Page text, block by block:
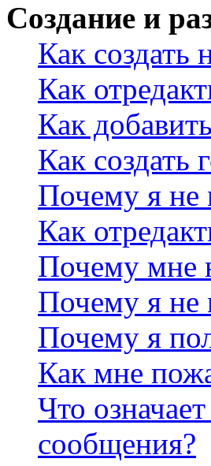
Создание и
Как создать
Как
Как
Как создать
Почему я не
Как
Почему мне
Почему я не
Почему я
Как мне
Что
сообщения?